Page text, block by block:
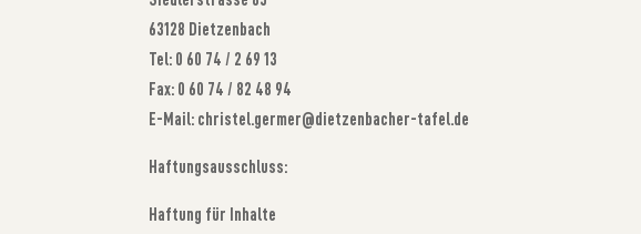
63128 Dietzenbach
Tel: 0 60 74 / 2 69 13
Fax: 0 60 74 / 82 48 94
E-Mail: christel.germer@dietzenbacher-tafel.de
Haftungsausschluss:
Haftung für Inhalte